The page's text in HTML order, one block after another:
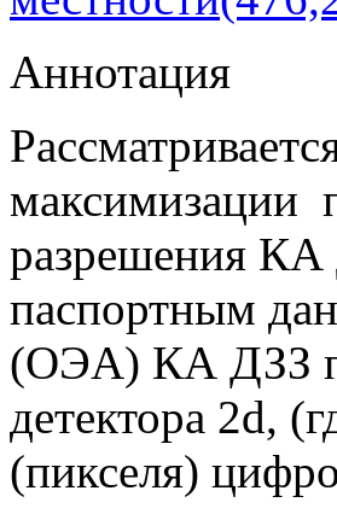
Аннотация
максимизации
разрешения КА
паспортным
(ОЭА) КА ДЗЗ
детектора 2d,
(пикселя)